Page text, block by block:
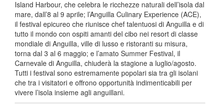
Island Harbour, che celebra le ricchezze naturali dell’isola dal
mare, dall’8 al 9 aprile; l’Anguilla Culinary Experience (ACE),
il festival epicureo che riunisce chef talentuosi di Anguilla e di
tutto il mondo con ospiti amanti del cibo nei resort di classe
mondiale di Anguilla, ville di lusso e ristoranti su misura,
torna dal 3 al 6 maggio; e l’amato Summer Festival, il
Carnevale di Anguilla, chiuderà la stagione a luglio/agosto.
Tutti i festival sono estremamente popolari sia tra gli isolani
che tra i visitatori e offrono opportunità indimenticabili per
vivere l’isola insieme agli anguillani.